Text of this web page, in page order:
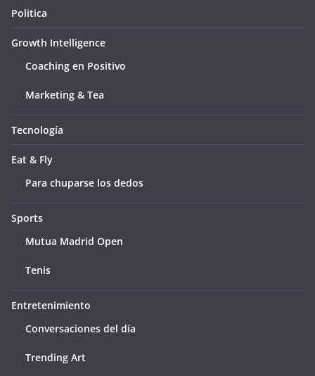
Politica
Growth Intelligence
Coaching en Positivo
Marketing & Tea
Tecnología
Eat & Fly
Para chuparse los dedos
Sports
Mutua Madrid Open
Tenis
Entretenimiento
Conversaciones del día
Trending Art